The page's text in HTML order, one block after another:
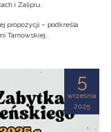
i Zalipiu.
propozycji – podkreśla
Tarnowskiej.
5
września
2025